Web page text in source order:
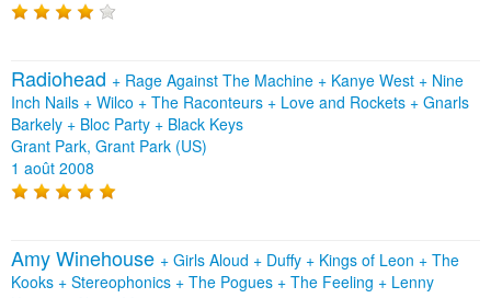
Radiohead + Rage Against The Machine + Kanye West + Nine
Inch Nails + Wilco + The Raconteurs + Love and Rockets + Gnarls
Barkely + Bloc Party + Black Keys
Grant Park, Grant Park (US)
1 août 2008
Amy Winehouse + Girls Aloud + Duffy + Kings of Leon + The
Kooks + Stereophonics + The Pogues + The Feeling + Lenny